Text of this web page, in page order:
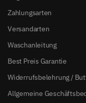
Zahlungsarten
Versandarten
Waschanleitung
Best Preis Garantie
Widerrufsbelehrung /
Allgemeine